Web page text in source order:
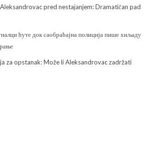
pred nestajanjem: Dramatičan pad
ћуте док саобраћајна полиција пише хиљаду
za opstanak: Može li Aleksandrovac zadržati